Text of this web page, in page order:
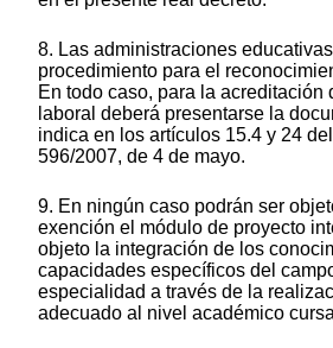
8. Las administraciones
procedimiento para el
En todo caso, para la acreditación
laboral deberá presentarse la
indica en los artículos 15.4 y 24
596/2007, de 4 de mayo.
9. En ningún caso podrán ser
exención el módulo de proyecto
objeto la integración de los
capacidades específicos del
especialidad a través de la
adecuado al nivel académico